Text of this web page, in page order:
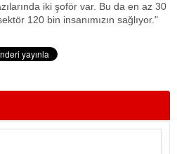
iki şoför var. Bu da en az 30
120 bin insanımızın sağlıyor."